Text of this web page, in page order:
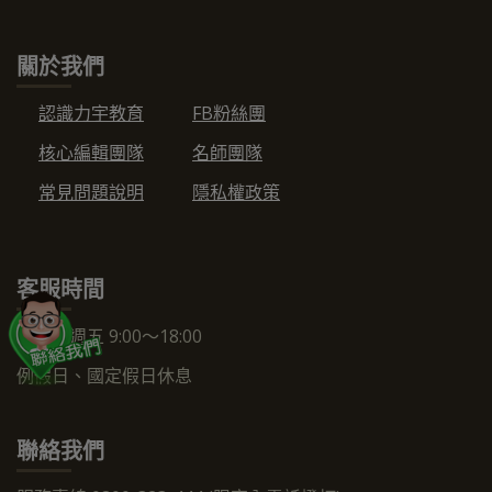
關於我們
認識力宇教育
核心編輯團隊
常見問題說明
FB粉絲團
名師團隊
隱私權政策
客服時間
週一～週五 9:00～18:00
例假日、國定假日休息
聯絡我們